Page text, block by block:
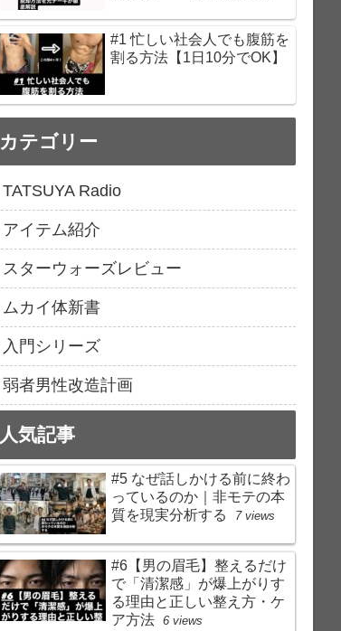
#1 忙しい社会人でも腹筋を
割る方法【1日10分でOK】
カテゴリー
TATSUYA Radio
アイテム紹介
スターウォーズレビュー
ムカイ体新書
入門シリーズ
弱者男性改造計画
人気記事
#5 なぜ話しかける前に終わ
っているのか｜非モテの本
質を現実分析する
7 views
#6【男の眉毛】整えるだけ
で「清潔感」が爆上がりす
る理由と正しい整え方・ケ
ア方法 6 views